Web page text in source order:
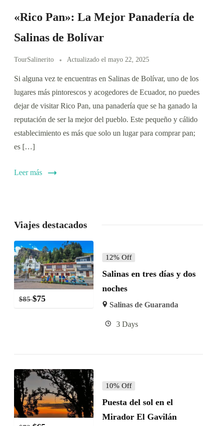
«Rico Pan»: La Mejor Panadería de
Salinas de Bolívar
TourSalinerito Actualizado el mayo 22, 2025
Si alguna vez te encuentras en Salinas de Bolívar, uno de los
lugares más pintorescos y acogedores de Ecuador, no puedes
dejar de visitar Rico Pan, una panadería que se ha ganado la
reputación de ser la mejor del pueblo. Este pequeño y cálido
establecimiento es más que solo un lugar para comprar pan;
es […]
Leer más
Viajes destacados
$85 $75
12% Off
Salinas en tres días y dos
noches
Salinas de Guaranda
3 Days
10% Off
Puesta del sol en el
Mirador El Gavilán